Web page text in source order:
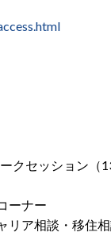
クセッション（
ーナー
ア相談・移住相